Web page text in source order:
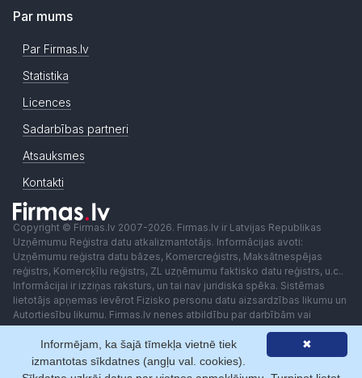
Par mums
Par Firmas.lv
Statistika
Licences
Sadarbības partneri
Atsauksmes
Kontakti
Copyright © Firmas.lv 2007-2026. Firmas.lv ir Latvijas Republikas
Uzņēmumu Reģistra datu atkalizmantotājs. Informācijas avoti:
Uzņēmumu reģistra datu bāzes, Komercreģistrs, Maksātnespējas
reģistrs, Komercķīlu reģistrs, ZL uzņēmumu faktisko datu reģistrs, u.c..
Informācijai ir izziņas raksturs, un tai nav juridiska spēka. Sistēmas
lietotājs apņemas ievērot Fizisko personu datu aizsardzības likumu un
Autortiesību likumu. Firmas.lv nenes atbildību par darbībām vai
lēmumiem, kas balstīti uz saņemto pakalpojumu. Lietotājam aizliegts
izmantot jebkādas automatizētas sistēmas vai iekārtas (robotus)
piekļuvei sistēmai bez rakstiskas saskaņošanas ar Firmas.lv. Galvenā
redaktore: Ingūna Pempere.
✖
Informējam, ka šajā tīmekļa vietnē tiek
izmantotas sīkdatnes (angļu val. cookies).